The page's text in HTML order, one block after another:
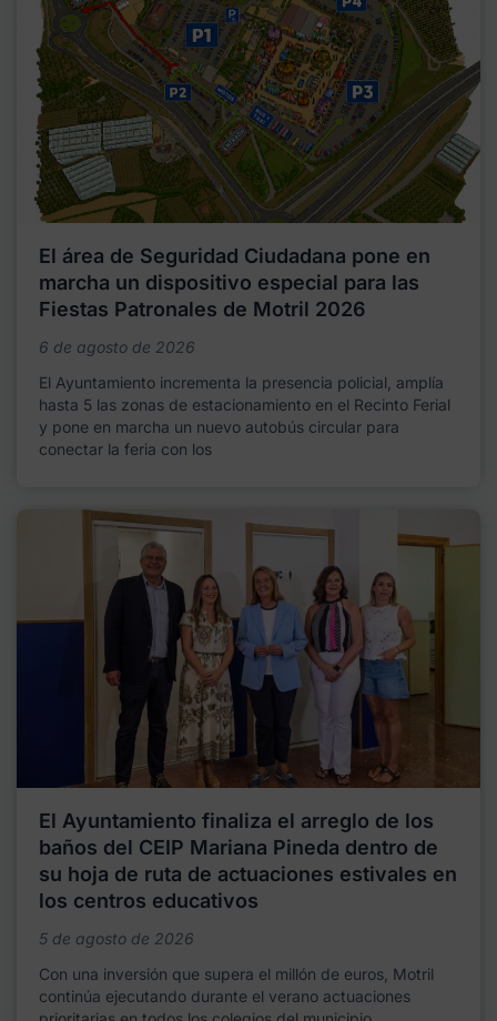
El área de Seguridad Ciudadana pone en
marcha un dispositivo especial para las
Fiestas Patronales de Motril 2026
6 de agosto de 2026
El Ayuntamiento incrementa la presencia policial, amplía
hasta 5 las zonas de estacionamiento en el Recinto Ferial
y pone en marcha un nuevo autobús circular para
conectar la feria con los
El Ayuntamiento finaliza el arreglo de los
baños del CEIP Mariana Pineda dentro de
su hoja de ruta de actuaciones estivales en
los centros educativos
5 de agosto de 2026
Con una inversión que supera el millón de euros, Motril
continúa ejecutando durante el verano actuaciones